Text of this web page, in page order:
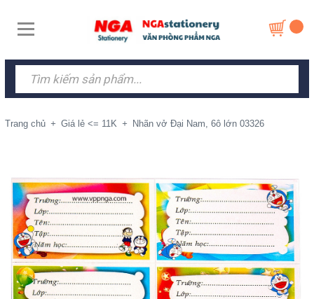
Trang chủ + Giá lẻ <= 11K + Nhãn vở Đại Nam, 6ô lớn 03326